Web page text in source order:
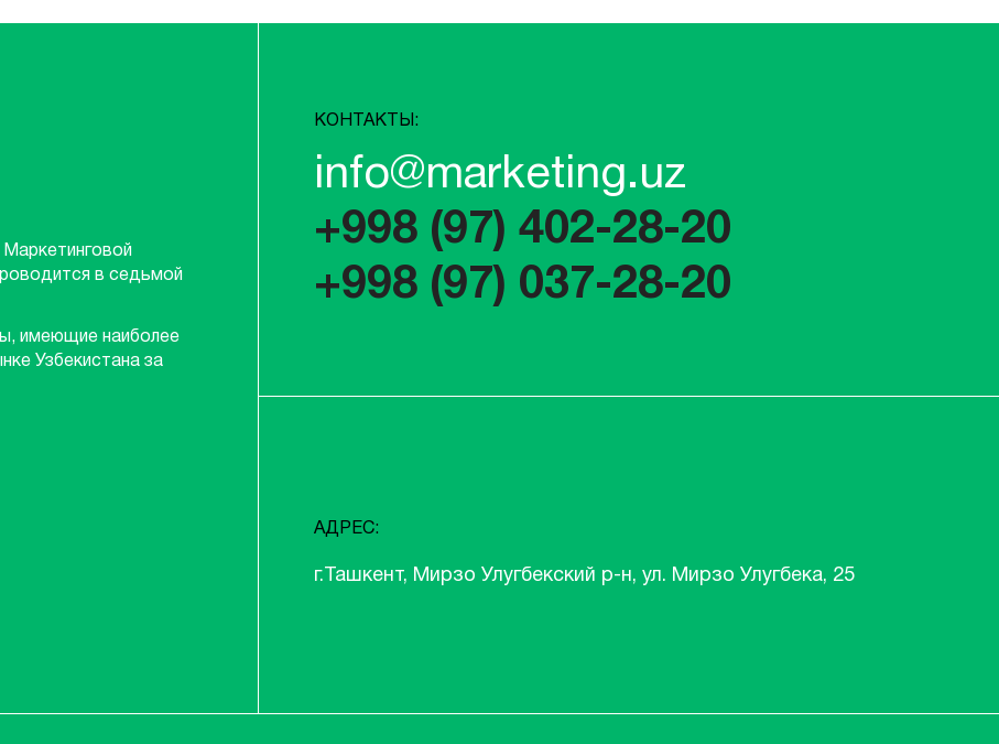
в седьмой
имеющие наиболее
Узбекистана за
КОНТАКТЫ:
info@marketing.uz
+998 (97) 402-28-20
+998 (97) 037-28-20
АДРЕС:
г.Ташкент, Мирзо Улугбекский р-н, ул. Мирзо Улугбека, 25